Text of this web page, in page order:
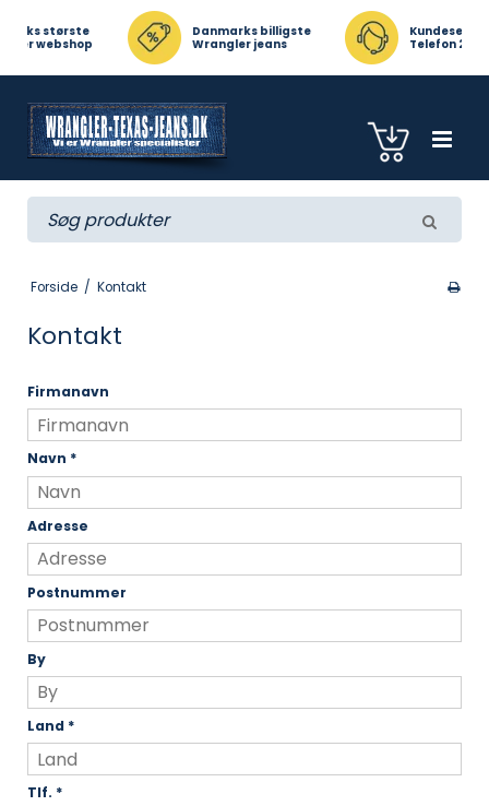
største
Danmarks billigste
Wrangler jeans
Kundeservice
Telefon 23471817
Forside / Kontakt
Kontakt
Firmanavn
Navn *
Adresse
Postnummer
By
Land *
Tlf. *